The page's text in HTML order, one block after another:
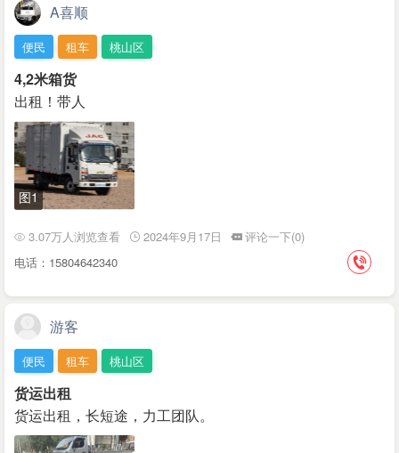
A喜顺
便民 租车 桃山区
4,2米箱货
出租！带人
图1
3.07万人浏览查看 2024年9月17日
评论一下(0)
电话：15804642340
游客
便民 租车 桃山区
货运出租
货运出租，长短途，力工团队。